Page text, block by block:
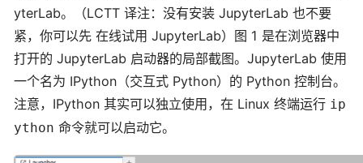
yterLab。（LCTT 译注：没有安装 JupyterLab 也不要
紧，你可以先 在线试用 JupyterLab）图 1 是在浏览器中
打开的 JupyterLab 启动器的局部截图。JupyterLab 使用
一个名为 IPython（交互式 Python）的 Python 控制台。
注意，IPython 其实可以独立使用，在 Linux 终端运行 ip
ython 命令就可以启动它。